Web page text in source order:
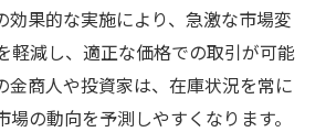
効果的な実施により、急激な市場変
軽減し、適正な価格での取引が可能
金商人や投資家は、在庫状況を常に
の動向を予測しやすくなります。